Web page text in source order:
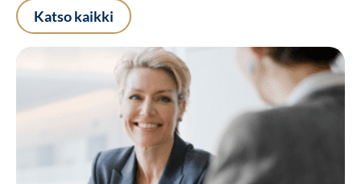
Katso kaikki